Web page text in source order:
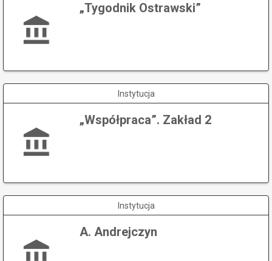
„Tygodnik Ostrawski”
Instytucja
„Współpraca”. Zakład 2
Instytucja
A. Andrejczyn